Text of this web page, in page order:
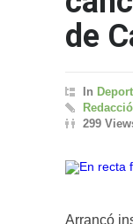
de
In
299
Arrancó